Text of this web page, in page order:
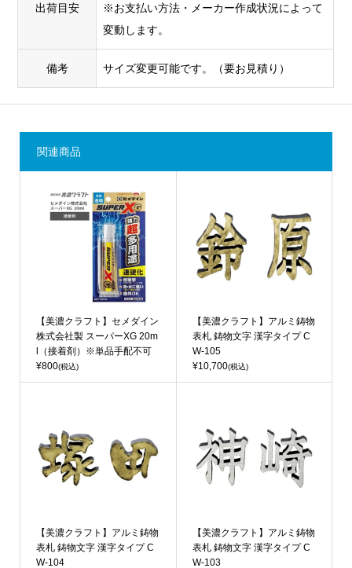
出荷目安
※お支払い方法・メーカー作成状況によって
変動します。
備考 サイズ変更可能です。（要お見積り）
関連商品
【美濃クラフト】セメダイン
株式会社製 スーパーXG 20m
l（接着剤）※単品手配不可
¥800(税込)
【美濃クラフト】アルミ鋳物
表札 鋳物文字 漢字タイプ C
W-105
¥10,700(税込)
【美濃クラフト】アルミ鋳物
表札 鋳物文字 漢字タイプ C
W-104
【美濃クラフト】アルミ鋳物
表札 鋳物文字 漢字タイプ C
W-103